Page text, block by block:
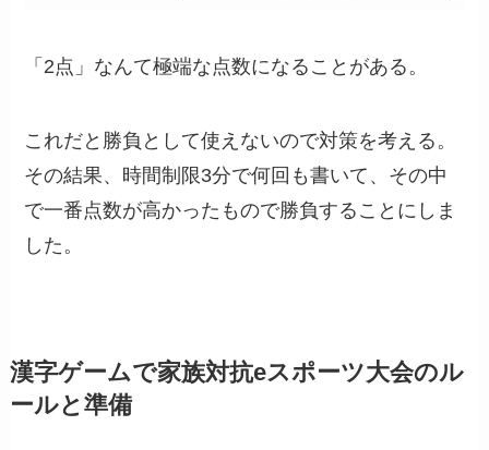
「2点」なんて極端な点数になることがある。
これだと勝負として使えないので対策を考える。
その結果、時間制限3分で何回も書いて、その中
で一番点数が高かったもので勝負することにしま
した。
漢字ゲームで家族対抗eスポーツ大会のル
ールと準備